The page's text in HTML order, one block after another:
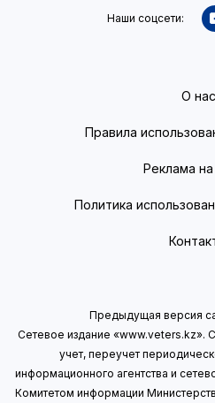
Наши соцсети:
О нас
Правила
Реклама
Политика
Предыдущая версия
Сетевое издание «www.veters.kz».
учет, переучет
информационного агентства и
Комитетом информации